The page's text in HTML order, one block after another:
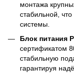
монтажа
стабильной,
системы.
Блок питания
сертификатом
стабильную
гарантируя